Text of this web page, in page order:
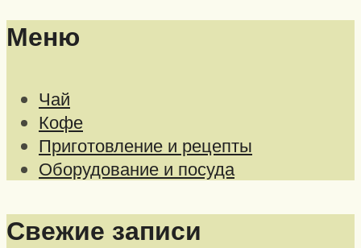
Меню
Чай
Кофе
Приготовление и рецепты
Оборудование и посуда
Свежие записи